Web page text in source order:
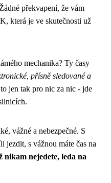
překvapení, že vám
která je ve skutečnosti už
mechanika? Ty časy
přísně sledované a
jen tak pro nic za nic - jde
vážné a nebezpečné. S
jezdit, s vážnou máte čas na
nikam nejedete, leda na